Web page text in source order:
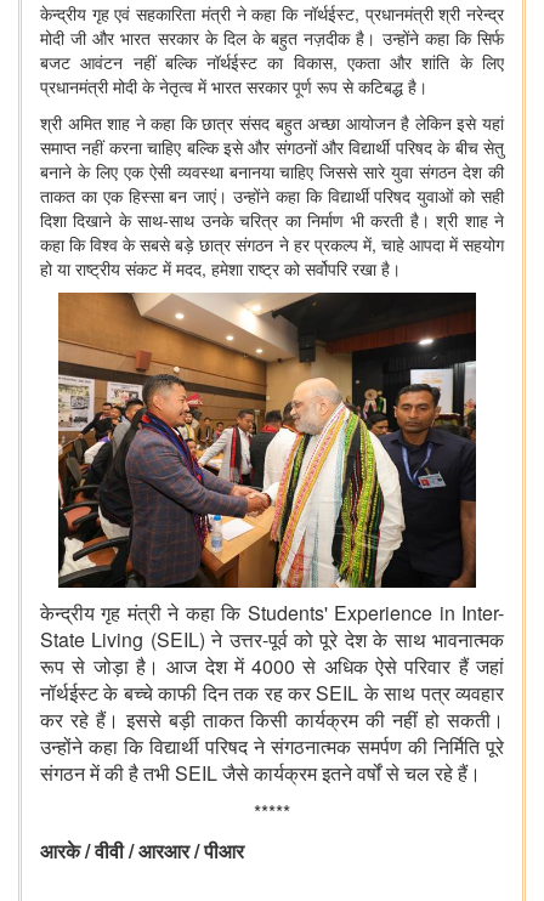
केन्द्रीय गृह एवं सहकारिता मंत्री ने कहा कि नॉर्थईस्ट, प्रधानमंत्री श्री नरेन्द्र
मोदी जी और भारत सरकार के दिल के बहुत नज़दीक है। उन्होंने कहा कि सिर्फ
बजट आवंटन नहीं बल्कि नॉर्थईस्ट का विकास, एकता और शांति के लिए
प्रधानमंत्री मोदी के नेतृत्व में भारत सरकार पूर्ण रूप से कटिबद्ध है।
श्री अमित शाह ने कहा कि छात्र संसद बहुत अच्छा आयोजन है लेकिन इसे यहां
समाप्त नहीं करना चाहिए बल्कि इसे और संगठनों और विद्यार्थी परिषद के बीच सेतु
बनाने के लिए एक ऐसी व्यवस्था बनानया चाहिए जिससे सारे युवा संगठन देश की
ताकत का एक हिस्सा बन जाएं। उन्होंने कहा कि विद्यार्थी परिषद युवाओं को सही
दिशा दिखाने के साथ-साथ उनके चरित्र का निर्माण भी करती है। श्री शाह ने
कहा कि विश्व के सबसे बड़े छात्र संगठन ने हर प्रकल्प में, चाहे आपदा में सहयोग
हो या राष्ट्रीय संकट में मदद, हमेशा राष्ट्र को सर्वोपरि रखा है।
केन्द्रीय गृह मंत्री ने कहा कि Students' Experience in Inter-
State Living (SEIL) ने उत्तर-पूर्व को पूरे देश के साथ भावनात्मक
रूप से जोड़ा है। आज देश में 4000 से अधिक ऐसे परिवार हैं जहां
नॉर्थईस्ट के बच्चे काफी दिन तक रह कर SEIL के साथ पत्र व्यवहार
कर रहे हैं। इससे बड़ी ताकत किसी कार्यक्रम की नहीं हो सकती।
उन्होंने कहा कि विद्यार्थी परिषद ने संगठनात्मक समर्पण की निर्मिति पूरे
संगठन में की है तभी SEIL जैसे कार्यक्रम इतने वर्षों से चल रहे हैं।
*****
आरके / वीवी / आरआर / पीआर